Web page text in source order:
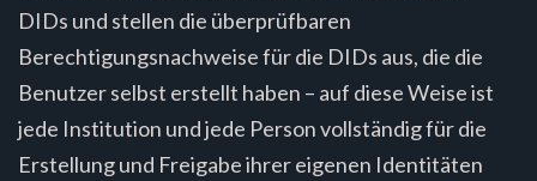
DIDs und stellen die überprüfbaren
Berechtigungsnachweise für die DIDs aus, die die
Benutzer selbst erstellt haben – auf diese Weise ist
jede Institution und jede Person vollständig für die
Erstellung und Freigabe ihrer eigenen Identitäten